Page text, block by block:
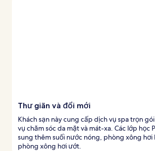
Thư giãn và đổi mới
Khách sạn này cung cấp dịch vụ spa trọn
vụ chăm sóc da mặt và mát-xa. Các lớp học
sung thêm suối nước nóng, phòng xông hơi
phòng xông hơi ướt.